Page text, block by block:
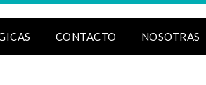
CONTACTO NOSOTRAS